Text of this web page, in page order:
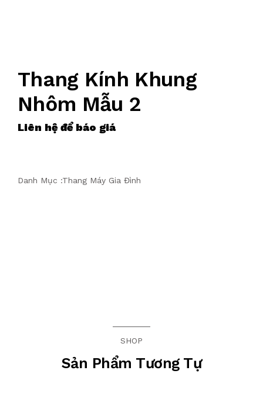
Thang Kính Khung
Nhôm Mẫu 2
Liên hệ để báo giá
Danh Mục :Thang Máy Gia Đình
SHOP
Sản Phẩm Tương Tự